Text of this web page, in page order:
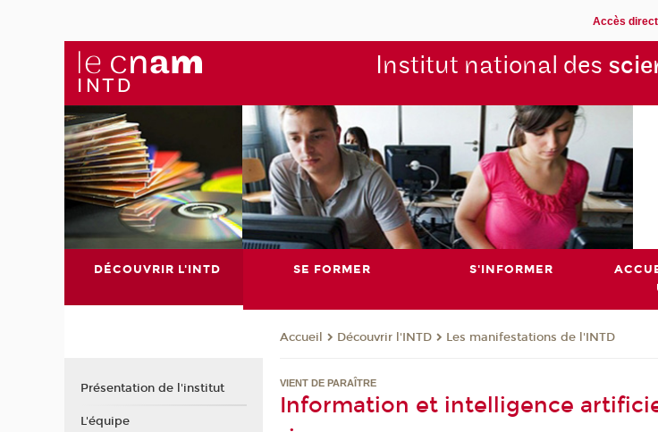
Accès
Institut national des
DÉCOUVRIR L'INTD SE FORMER S'INFORMER
Accueil Découvrir l'INTD Les manifestations de l'INTD
VIENT DE PARAÎTRE
Information et intelligence
Présentation de l'institut
L'équipe